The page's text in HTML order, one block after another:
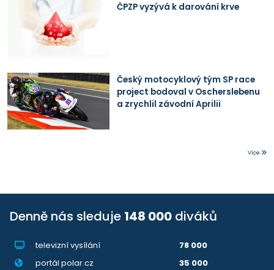
ČPZP vyzývá k darování krve
Český motocyklový tým SP race
project bodoval v Oscherslebenu
a zrychlil závodní Aprilii
Více
Denně nás sleduje 148 000 diváků
televizní vysílání
78 000
portál polar.cz
35 000